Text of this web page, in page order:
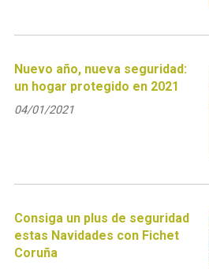
Nuevo año, nueva seguridad:
un hogar protegido en 2021
04/01/2021
Consiga un plus de seguridad
estas Navidades con Fichet
Coruña